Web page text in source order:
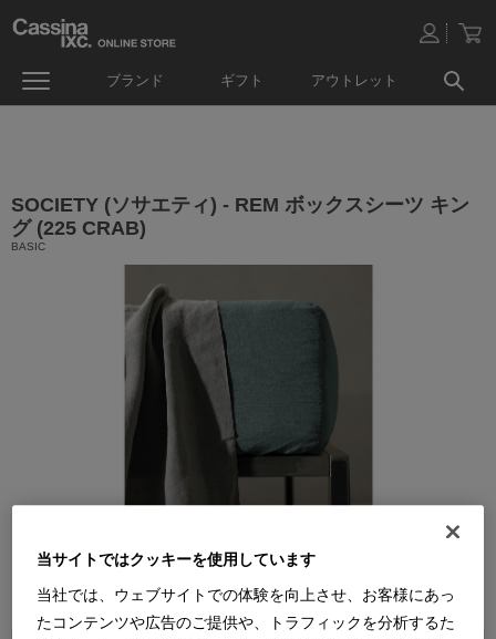
ブランド ギフト アウトレット
SOCIETY (ソサエティ) - REM ボックスシーツ キン
グ (225 CRAB)
BASIC
● ●
当サイトではクッキーを使用しています
当社では、ウェブサイトでの体験を向上させ、お客様にあっ
たコンテンツや広告のご提供や、トラフィックを分析するた